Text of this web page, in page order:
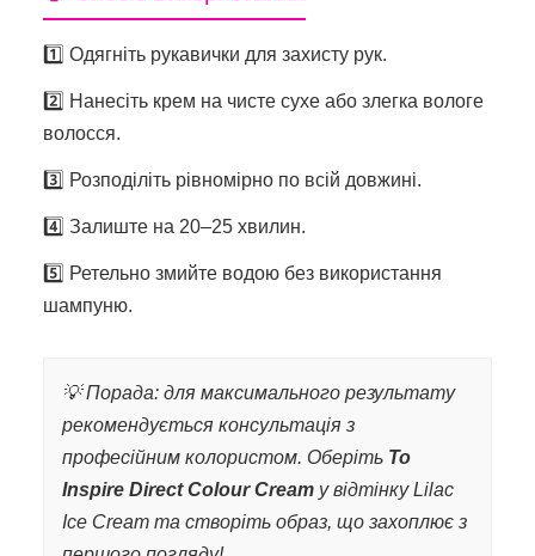
1️⃣ Одягніть рукавички для захисту рук.
2️⃣ Нанесіть крем на чисте сухе або злегка вологе
волосся.
3️⃣ Розподіліть рівномірно по всій довжині.
4️⃣ Залиште на 20–25 хвилин.
5️⃣ Ретельно змийте водою без використання
шампуню.
💡 Порада: для максимального результату
рекомендується консультація з
професійним колористом. Оберіть To
Inspire Direct Colour Cream у відтінку Lilac
Ice Cream та створіть образ, що захоплює з